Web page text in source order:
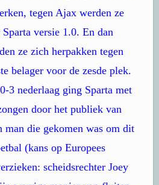
tegen Ajax werden ze
versie 1.0. En dan
ze zich herpakken tegen
belager voor de zesde plek.
3 nederlaag ging Sparta met
door het publiek van
man die gekomen was om dit
(kans op Europees
scheidsrechter Joey